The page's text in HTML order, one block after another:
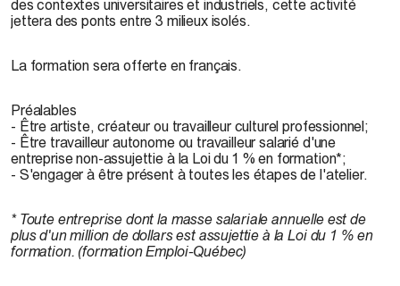
des contextes universitaires et industriels, cette activité
jettera des ponts entre 3 milieux isolés.
La formation sera offerte en français.
Préalables
- Être artiste, créateur ou travailleur culturel professionnel;
- Être travailleur autonome ou travailleur salarié d'une
entreprise non-assujettie à la Loi du 1 % en formation*;
- S'engager à être présent à toutes les étapes de l'atelier.
* Toute entreprise dont la masse salariale annuelle est de
plus d'un million de dollars est assujettie à la Loi du 1 % en
formation. (formation Emploi-Québec)